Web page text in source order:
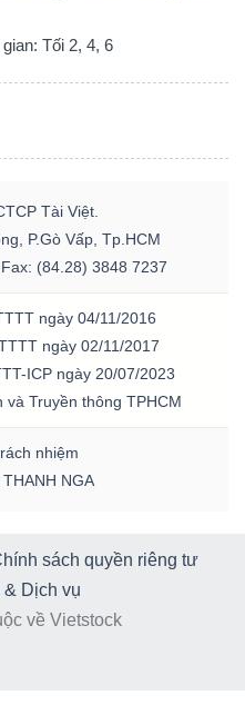
Tối 2, 4, 6
Tài Việt.
P.Gò Vấp, Tp.HCM
(84.28) 3848 7237
ngày 04/11/2016
ngày 02/11/2017
ICP ngày 20/07/2023
Truyền thông TPHCM
nhiệm
NGA
sách quyền riêng tư
Dịch vụ
về Vietstock